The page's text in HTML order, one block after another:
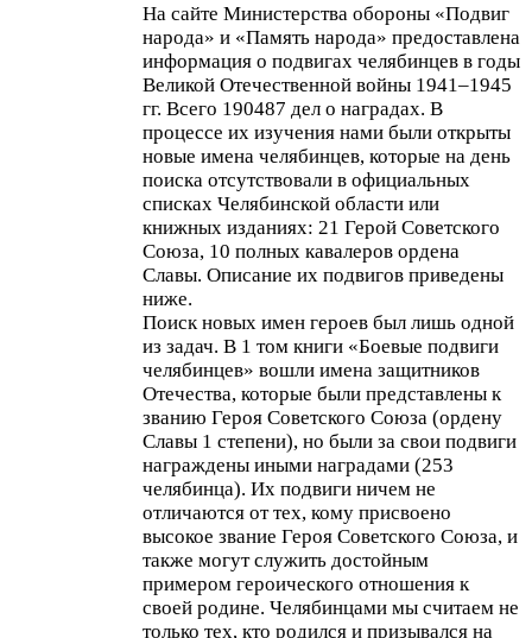
На сайте Министерства обороны «Подвиг
народа» и «Память народа» предоставлена
информация о подвигах челябинцев в годы
Великой Отечественной войны 1941–1945
гг. Всего 190487 дел о наградах. В
процессе их изучения нами были открыты
новые имена челябинцев, которые на день
поиска отсутствовали в официальных
списках Челябинской области или
книжных изданиях: 21 Герой Советского
Союза, 10 полных кавалеров ордена
Славы. Описание их подвигов приведены
ниже.
Поиск новых имен героев был лишь одной
из задач. В 1 том книги «Боевые подвиги
челябинцев» вошли имена защитников
Отечества, которые были представлены к
званию Героя Советского Союза (ордену
Славы 1 степени), но были за свои подвиги
награждены иными наградами (253
челябинца). Их подвиги ничем не
отличаются от тех, кому присвоено
высокое звание Героя Советского Союза, и
также могут служить достойным
примером героического отношения к
своей родине. Челябинцами мы считаем не
только тех, кто родился и призывался на